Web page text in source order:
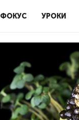
ФОКУС УРОКИ